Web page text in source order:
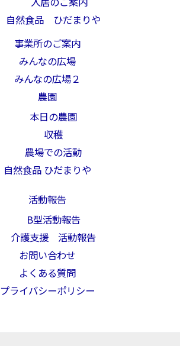
自然食品 ひだまりや
事業所のご案内
みんなの広場
みんなの広場２
農園
本日の農園
収穫
農場での活動
自然食品 ひだまりや
活動報告
B型活動報告
介護支援 活動報告
お問い合わせ
よくある質問
プライバシーポリシー